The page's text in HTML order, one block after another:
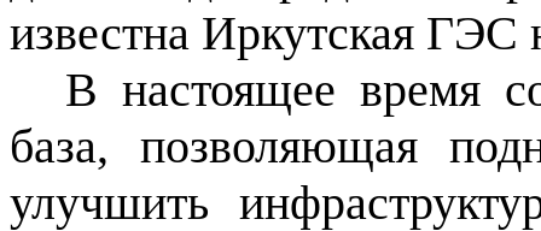
известна Иркутская ГЭС
В настоящее время
база, позволяющая
улучшить